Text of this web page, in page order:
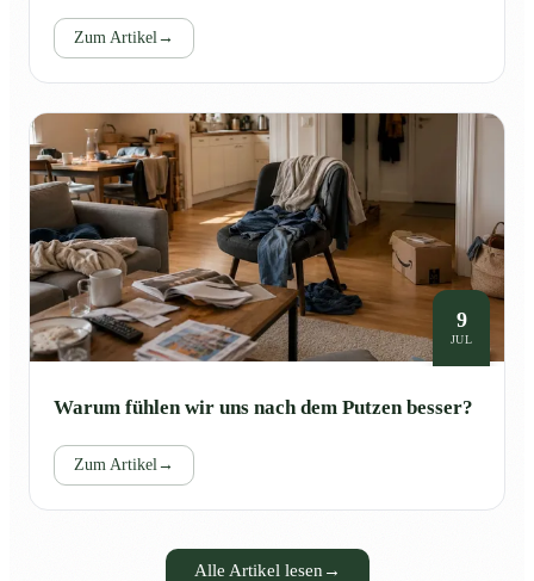
Zum Artikel →
9
JUL
Warum fühlen wir uns nach dem Putzen besser?
Zum Artikel →
Alle Artikel lesen →